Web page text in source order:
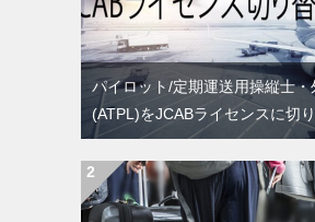
パイロット/定期運送用操縦士・
(ATPL)をJCABライセンスに切